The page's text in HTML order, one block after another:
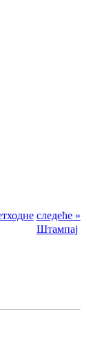
следеће »
Штампај